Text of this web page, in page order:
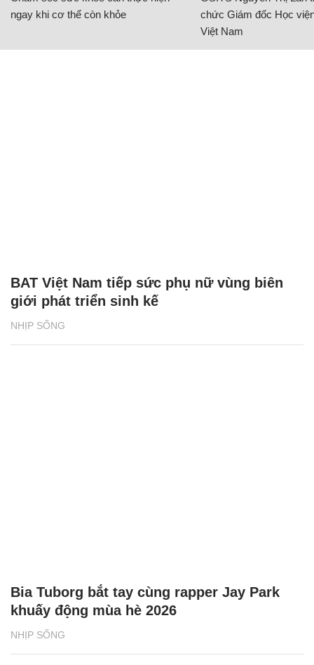
ngay khi cơ thể còn khỏe
chức Giám đốc Học
Việt Nam
NHỊP SỐNG
BAT Việt Nam tiếp sức phụ nữ vùng biên
giới phát triển sinh kế
NHỊP SỐNG
Bia Tuborg bắt tay cùng rapper Jay Park
khuấy động mùa hè 2026